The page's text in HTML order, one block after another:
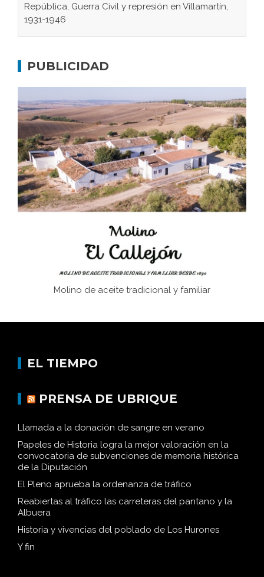
República, Guerra Civil y represión en Villamartín,
1931-1946
concentración nazis
Bornos
El Frente Popular. Ubrique, febrero-julio 1936
Juntar las letras. La alfabetización en el campo: del
afán de saber a la autogestión
Historia y vivencias del poblado de Los Hurones
PUBLICIDAD
Molino de aceite tradicional y familiar
EL TIEMPO
PRENSA DE UBRIQUE
Llamada a la donación de sangre en verano
Papeles de Historia logra la mejor valoración en la
convocatoria de subvenciones de memoria histórica
de la Diputación
El Pleno aprueba la ordenanza de tráfico
Reabiertas al tráfico las carreteras del pantano y la
Albuera
Historia y vivencias del poblado de Los Hurones
Y fin